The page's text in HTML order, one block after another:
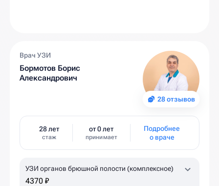
28 отзывов
Врач УЗИ
Бормотов Борис
Александрович
28 лет
стаж
от 0 лет
принимает
Подробнее
о враче
УЗИ органов брюшной полости (комплексное)
4370 ₽